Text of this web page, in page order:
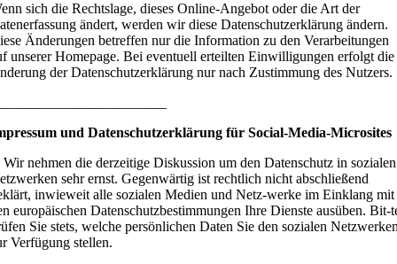
sich die Rechtslage, dieses Online-Angebot oder die Art der
ändert, werden wir diese Datenschutzerklärung ändern.
Änderungen betreffen nur die Information zu den Verarbeitungen
unserer Homepage. Bei eventuell erteilten Einwilligungen erfolgt die
der Datenschutzerklärung nur nach Zustimmung des Nutzers.
und Datenschutzerklärung für Social-Media-Microsites
Wir nehmen die derzeitige Diskussion um den Datenschutz in sozialen
sehr ernst. Gegenwärtig ist rechtlich nicht abschließend
inwieweit alle sozialen Medien und Netz-werke im Einklang mit
europäischen Datenschutzbestimmungen Ihre Dienste ausüben. Bit-
Sie stets, welche persönlichen Daten Sie den sozialen
Verfügung stellen.